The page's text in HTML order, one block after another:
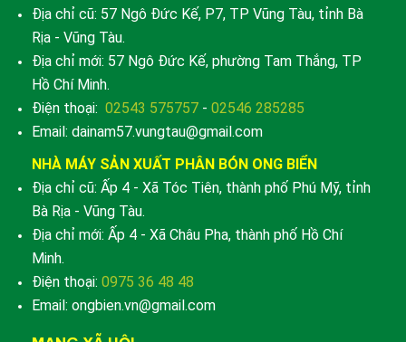
Địa chỉ cũ: 57 Ngô Đức Kế, P7, TP Vũng Tàu, tỉnh Bà
Rịa - Vũng Tàu.
Địa chỉ mới: 57 Ngô Đức Kế, phường Tam Thắng, TP
Hồ Chí Minh.
Điện thoại: 02543 575757 - 02546 285285
Email: dainam57.vungtau@gmail.com
NHÀ MÁY SẢN XUẤT PHÂN BÓN ONG BIỂN
Địa chỉ cũ: Ấp 4 - Xã Tóc Tiên, thành phố Phú Mỹ, tỉnh
Bà Rịa - Vũng Tàu.
Địa chỉ mới: Ấp 4 - Xã Châu Pha, thành phố Hồ Chí
Minh.
Điện thoại: 0975 36 48 48
Email: ongbien.vn@gmail.com